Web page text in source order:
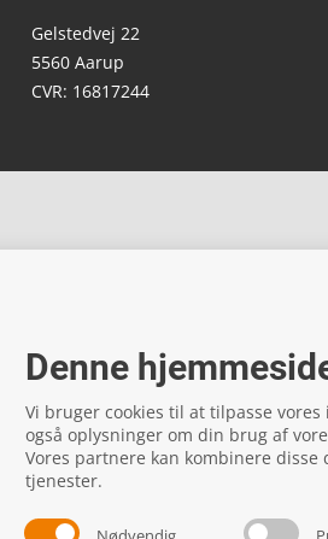
Denne
Vi bruger cookies til at tilpasse
også oplysninger om din brug af
Vores partnere kan kombinere
tjenester.
Gelstedvej 22
5560 Aarup
CVR: 16817244